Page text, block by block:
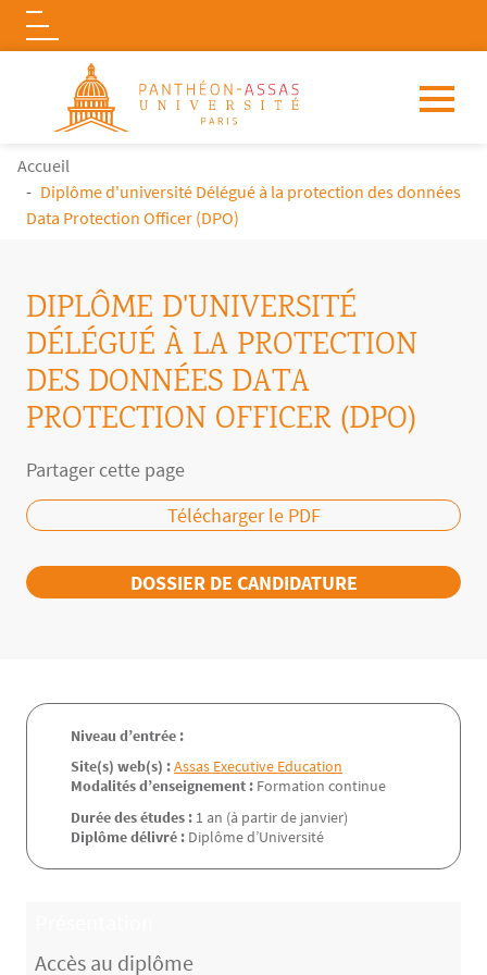
Aller au contenu principal
Logo
FIL D'ARIANE
Accueil
Diplôme d'université Délégué à la protection des données
Data Protection Officer (DPO)
DIPLÔME D'UNIVERSITÉ
DÉLÉGUÉ À LA PROTECTION
DES DONNÉES DATA
PROTECTION OFFICER (DPO)
Partager cette page
Télécharger le PDF
DOSSIER DE CANDIDATURE
Niveau d’entrée :
Site(s) web(s) :Assas Executive Education
Modalités d’enseignement : Formation continue
Durée des études : 1 an (à partir de janvier)
Diplôme délivré : Diplôme d’Université
Accès au diplôme